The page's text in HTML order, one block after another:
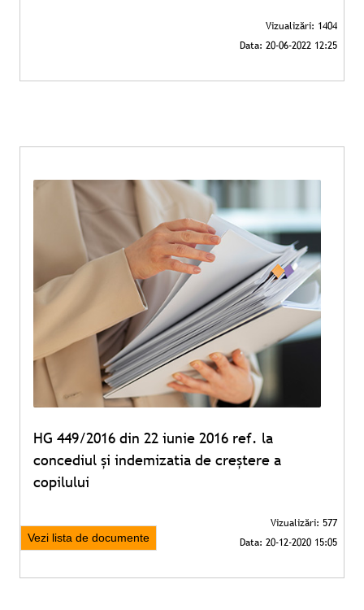
HG 449/2016 din 22 iunie 2016 ref. la
concediul și indemizatia de creștere a
copilului
Vezi lista de documente